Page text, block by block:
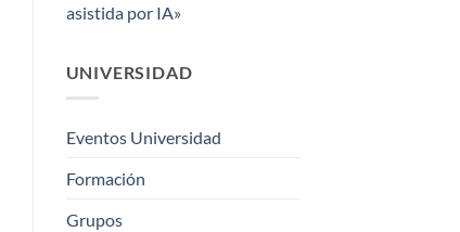
asistida por IA»
UNIVERSIDAD
Eventos Universidad
Formación
Grupos